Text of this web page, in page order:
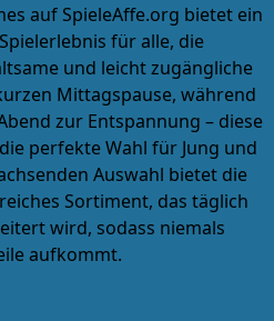
auf SpieleAffe.org bietet ein
für alle, die
und leicht zugängliche
Mittagspause, während
zur Entspannung – diese
perfekte Wahl für Jung und
Auswahl bietet die
Sortiment, das täglich
wird, sodass niemals
aufkommt.